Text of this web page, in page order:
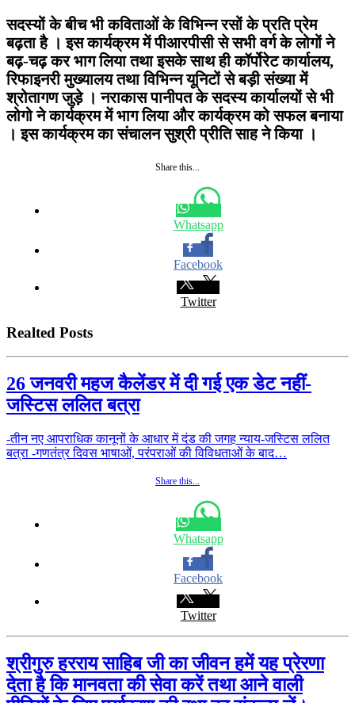
सदस्यों के बीच भी कविताओं के विभिन्न रसों के प्रति प्रेम
बढ़ता है । इस कार्यक्रम में पीआरपीसी से सभी वर्ग के लोगों ने
बढ़-चढ़ कर भाग लिया तथा इसके साथ ही कॉर्पोरेट कार्यालय,
रिफाइनरी मुख्यालय तथा विभिन्न यूनिटों से बड़ी संख्या में
श्रोतागण जुड़े । नराकास पानीपत के सदस्य कार्यालयों से भी
लोगो ने कार्यक्रम में भाग लिया और कार्यक्रम को सफल बनाया
। इस कार्यक्रम का संचालन सुश्री प्रीति साह ने किया ।
Share this...
Whatsapp
Facebook
Twitter
Realted Posts
26 जनवरी महज कैलेंडर में दी गई एक डेट नहीं-
जस्टिस ललित बत्रा
-तीन नए आपराधिक कानूनों के आधार में दंड की जगह न्याय-जस्टिस ललित
बत्रा -गणतंत्र दिवस भाषाओं, परंपराओं की विविधताओं के बाद…
Share this...
Whatsapp
Facebook
Twitter
श्रीगुरु हरराय साहिब जी का जीवन हमें यह प्रेरणा
देता है कि मानवता की सेवा करें तथा आने वाली